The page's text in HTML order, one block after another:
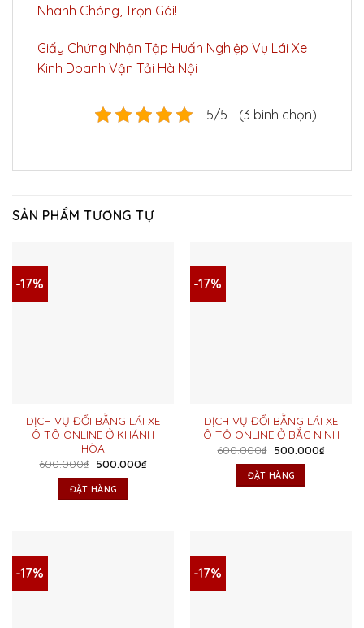
Nhanh Chóng, Trọn Gói!
Giấy Chứng Nhận Tập Huấn Nghiệp Vụ Lái Xe
Kinh Doanh Vận Tải Hà Nội
5/5 - (3 bình chọn)
SẢN PHẨM TƯƠNG TỰ
-17%
DỊCH VỤ ĐỔI BẰNG LÁI XE
Ô TÔ ONLINE Ở KHÁNH
HÒA
600.000₫ Giá
là:
600.000₫.
500.000₫Giá
ĐẶT HÀNG
-17%
DỊCH VỤ ĐỔI BẰNG LÁI XE
Ô TÔ ONLINE Ở BẮC NINH
600.000₫ Giá
là:
600.000₫.
500.000₫Giá
ĐẶT HÀNG
-17% -17%